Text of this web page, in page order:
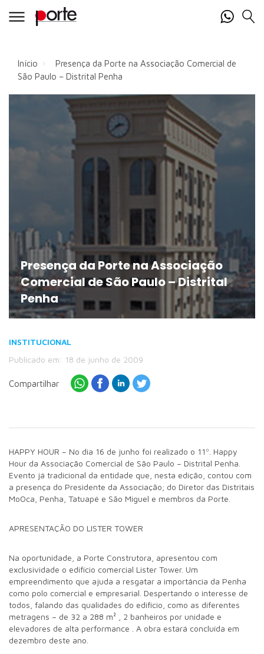
Início
Presença da Porte na Associação Comercial de
São Paulo – Distrital Penha
Presença da Porte na Associação
Comercial de São Paulo – Distrital
Penha
INSTITUCIONAL
Publicado em: 18 de junho de 2009
Compartilhar
HAPPY HOUR – No dia 16 de junho foi realizado o 11º. Happy
Hour da Associação Comercial de São Paulo – Distrital Penha.
Evento já tradicional da entidade que, nesta edição, contou com
a presença do Presidente da Associação; do Diretor das Distritais
MoOca, Penha, Tatuapé e São Miguel e membros da Porte.
APRESENTAÇÃO DO LISTER TOWER
Na oportunidade, a Porte Construtora, apresentou com
exclusividade o edifício comercial Lister Tower. Um
empreendimento que ajuda a resgatar a importância da Penha
como polo comercial e empresarial. Despertando o interesse de
todos, falando das qualidades do edifício, como as diferentes
metragens – de 32 a 288 m² , 2 banheiros por unidade e
elevadores de alta performance . A obra estará concluída em
dezembro deste ano.